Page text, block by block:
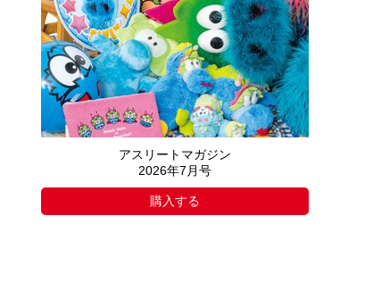
アスリートマガジン
2026年7月号
購入する